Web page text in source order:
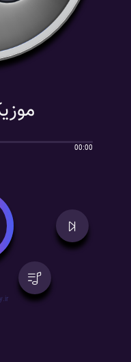
00:00